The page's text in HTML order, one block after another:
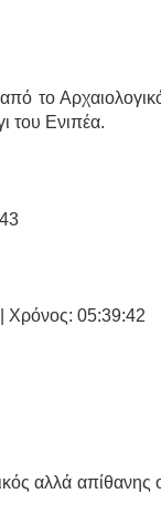
το
του Ενιπέα.
Χρόνος: 05:39:42
αλλά